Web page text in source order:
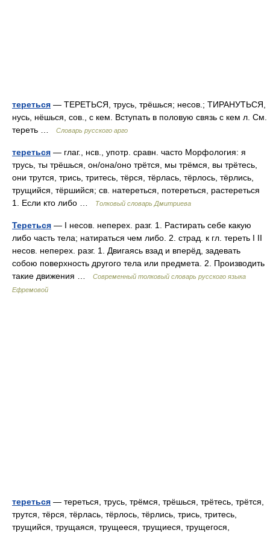
тереться — ТЕРЕТЬСЯ, трусь, трёшься; несов.; ТИРАНУТЬСЯ,
нусь, нёшься, сов., с кем. Вступать в половую связь с кем л. См.
тереть …
Словарь русского арго
тереться — глаг., нсв., употр. сравн. часто Морфология: я
трусь, ты трёшься, он/она/оно трётся, мы трёмся, вы трётесь,
они трутся, трись, тритесь, тёрся, тёрлась, тёрлось, тёрлись,
трущийся, тёршийся; св. натереться, потереться, растереться
1. Если кто либо …
Толковый словарь Дмитриева
Тереться — I несов. неперех. разг. 1. Растирать себе какую
либо часть тела; натираться чем либо. 2. страд. к гл. тереть I II
несов. неперех. разг. 1. Двигаясь взад и вперёд, задевать
собою поверхность другого тела или предмета. 2. Производить
такие движения …
Современный толковый словарь русского языка
Ефремовой
тереться — тереться, трусь, трёмся, трёшься, трётесь, трётся,
трутся, тёрся, тёрлась, тёрлось, тёрлись, трись, тритесь,
трущийся, трущаяся, трущееся, трущиеся, трущегося,